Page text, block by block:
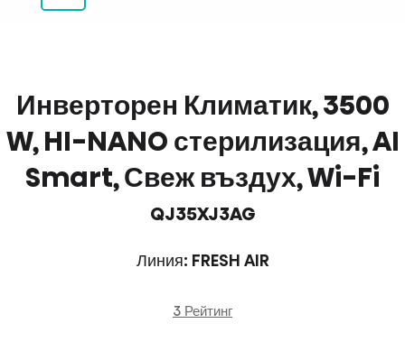
Инверторен Климатик, 3500
W, HI-NANO стерилизация, AI
Smart, Свеж въздух, Wi-Fi
QJ35XJ3AG
Линия: FRESH AIR
3 Рейтинг